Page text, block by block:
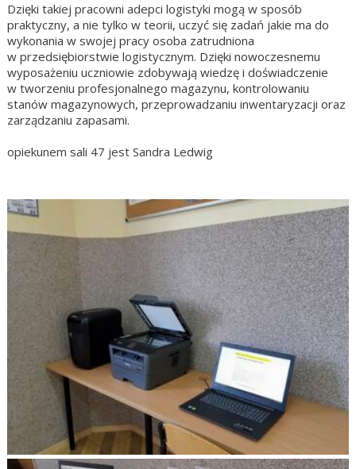
Dzięki takiej pracowni adepci logistyki mogą w sposób
praktyczny, a nie tylko w teorii, uczyć się zadań jakie ma do
wykonania w swojej pracy osoba zatrudniona
w przedsiębiorstwie logistycznym. Dzięki nowoczesnemu
wyposażeniu uczniowie zdobywają wiedzę i doświadczenie
w tworzeniu profesjonalnego magazynu, kontrolowaniu
stanów magazynowych, przeprowadzaniu inwentaryzacji oraz
zarządzaniu zapasami.
opiekunem sali 47 jest Sandra Ledwig